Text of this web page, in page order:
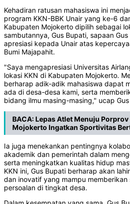
Kehadiran ratusan mahasiswa ini
program KKN-BBK Unair yang ke-6
Kabupaten Mojokerto dipilih sebagai
sambutannya, Gus Bupati, sapaan
apresiasi kepada Unair atas
Bumi Majapahit.
"Saya mengapresiasi Universitas
lokasi KKN di Kabupaten Mojokerto.
berharap adik-adik mahasiswa dapat
ada di desa-desa kami, serta
bidang ilmu masing-masing," ucap
BACA:Lepas Atlet Menuju
Mojokerto Ingatkan Sportivitas
Ia juga menekankan pentingnya
akademik dan pemerintah dalam
serta meningkatkan kualitas hidup
KKN ini, Gus Bupati berharap akan
dan inovatif yang mampu
persoalan di tingkat desa.